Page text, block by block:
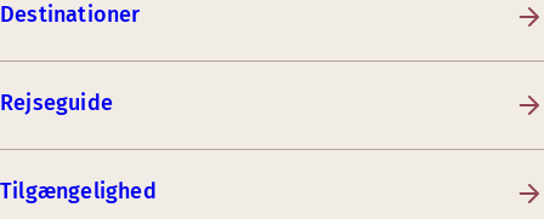
Destinationer
Rejseguide
Tilgængelighed